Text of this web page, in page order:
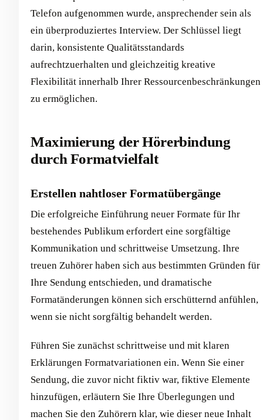
Telefon aufgenommen wurde, ansprechender sein als
ein überproduziertes Interview. Der Schlüssel liegt
darin, konsistente Qualitätsstandards
aufrechtzuerhalten und gleichzeitig kreative
Flexibilität innerhalb Ihrer Ressourcenbeschränkungen
zu ermöglichen.
Maximierung der Hörerbindung
durch Formatvielfalt
Erstellen nahtloser Formatübergänge
Die erfolgreiche Einführung neuer Formate für Ihr
bestehendes Publikum erfordert eine sorgfältige
Kommunikation und schrittweise Umsetzung. Ihre
treuen Zuhörer haben sich aus bestimmten Gründen für
Ihre Sendung entschieden, und dramatische
Formatänderungen können sich erschütternd anfühlen,
wenn sie nicht sorgfältig behandelt werden.
Führen Sie zunächst schrittweise und mit klaren
Erklärungen Formatvariationen ein. Wenn Sie einer
Sendung, die zuvor nicht fiktiv war, fiktive Elemente
hinzufügen, erläutern Sie Ihre Überlegungen und
machen Sie den Zuhörern klar, wie dieser neue Inhalt